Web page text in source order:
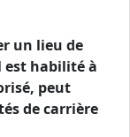
un lieu de
habilité à
peut
de carrière